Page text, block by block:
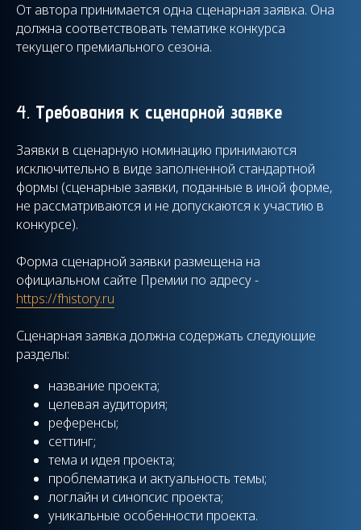
От автора принимается одна сценарная заявка. Она
должна соответствовать тематике конкурса
текущего премиального сезона.
4. Требования к сценарной заявке
Заявки в сценарную номинацию принимаются
исключительно в виде заполненной стандартной
формы (сценарные заявки, поданные в иной форме,
не рассматриваются и не допускаются к участию в
конкурсе).
Форма сценарной заявки размещена на
официальном сайте Премии по адресу -
https://fhistory.ru
Сценарная заявка должна содержать следующие
разделы:
название проекта;
целевая аудитория;
референсы;
сеттинг;
тема и идея проекта;
проблематика и актуальность темы;
логлайн и синопсис проекта;
уникальные особенности проекта.